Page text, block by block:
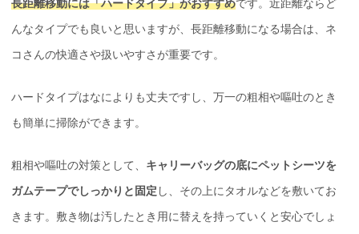
長距離移動には「ハードタイプ」がおすすめです。近距離ならど
んなタイプでも良いと思いますが、長距離移動になる場合は、ネ
コさんの快適さや扱いやすさが重要です。
ハードタイプはなによりも丈夫ですし、万一の粗相や嘔吐のとき
も簡単に掃除ができます。
粗相や嘔吐の対策として、 キャリーバッグの底にペットシーツを
ガムテープでしっかりと固定 し、その上にタオルなどを敷いてお
きます。敷き物は汚したとき用に替えを持っていくと安心でしょ